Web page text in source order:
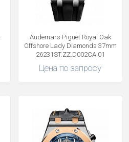
Audemars Piguet Royal Oak
Offshore Lady Diamonds 37mm
26231ST.ZZ.D002CA.01
Цена по запросу